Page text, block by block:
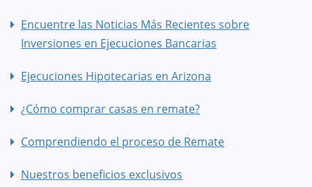
Encuentre las Noticias Más Recientes sobre
Inversiones en Ejecuciones Bancarias
Ejecuciones Hipotecarias en Arizona
¿Cómo comprar casas en remate?
Comprendiendo el proceso de Remate
Nuestros beneficios exclusivos